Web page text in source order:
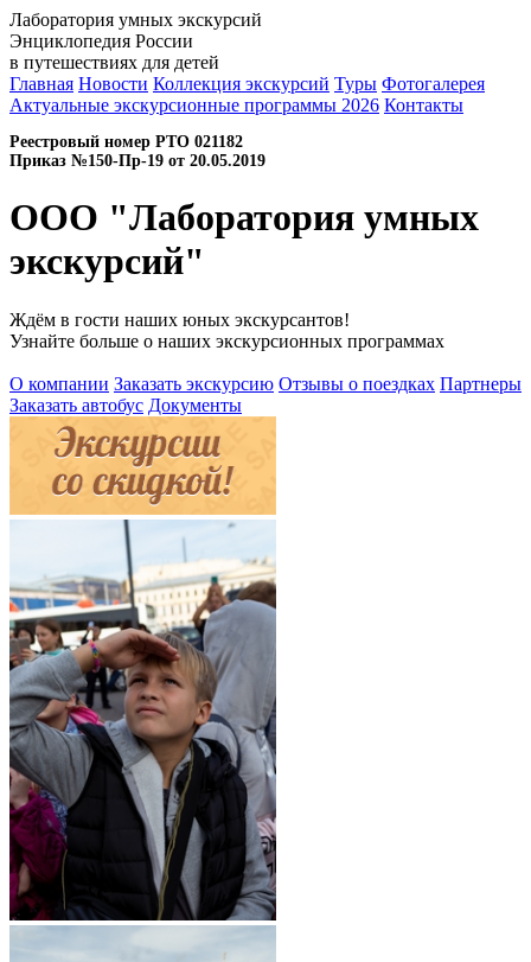
Лаборатория умных экскурсий
Энциклопедия России
в путешествиях для детей
Главная Новости Коллекция экскурсий Туры Фотогалерея
Актуальные экскурсионные программы 2026 Контакты
Реестровый номер РТО 021182
Приказ №150-Пр-19 от 20.05.2019
ООО "Лаборатория умных
экскурсий"
Ждём в гости наших юных экскурсантов!
Узнайте больше о наших экскурсионных программах
О компании Заказать экскурсию Отзывы о поездках Партнеры
Заказать автобус Документы